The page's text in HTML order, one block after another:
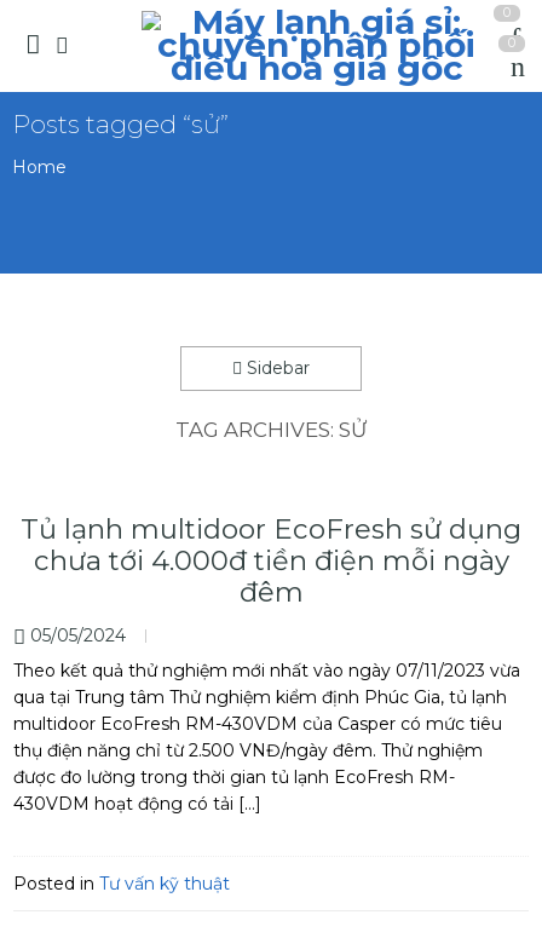
0
0
Posts tagged “sử”
Home
Sidebar
TAG ARCHIVES: SỬ
Tủ lạnh multidoor EcoFresh sử dụng
chưa tới 4.000đ tiền điện mỗi ngày
đêm
05/05/2024
Theo kết quả thử nghiệm mới nhất vào ngày 07/11/2023 vừa
qua tại Trung tâm Thử nghiệm kiểm định Phúc Gia, tủ lạnh
multidoor EcoFresh RM-430VDM của Casper có mức tiêu
thụ điện năng chỉ từ 2.500 VNĐ/ngày đêm. Thử nghiệm
được đo lường trong thời gian tủ lạnh EcoFresh RM-
430VDM hoạt động có tải […]
Posted in Tư vấn kỹ thuật